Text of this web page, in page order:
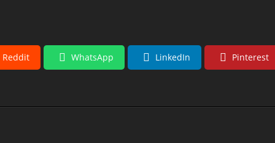
Reddit WhatsApp LinkedIn Pinterest